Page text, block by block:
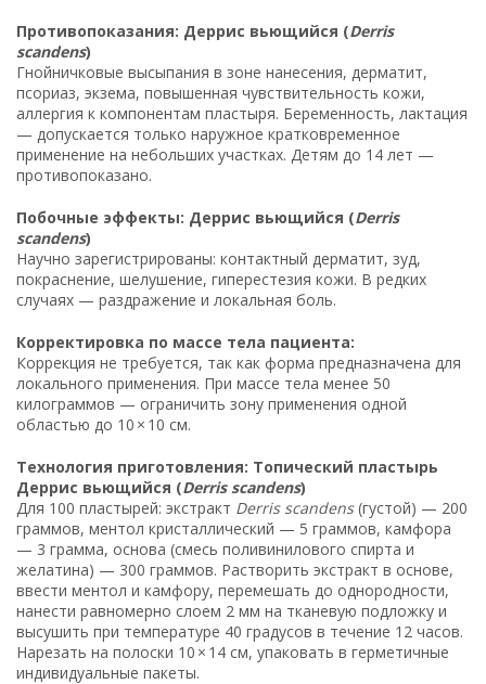
Противопоказания: Деррис вьющийся (Derris
scandens)
Гнойничковые высыпания в зоне нанесения, дерматит,
псориаз, экзема, повышенная чувствительность кожи,
аллергия к компонентам пластыря. Беременность, лактация
— допускается только наружное кратковременное
применение на небольших участках. Детям до 14 лет —
противопоказано.
Побочные эффекты: Деррис вьющийся (Derris
scandens)
Научно зарегистрированы: контактный дерматит, зуд,
покраснение, шелушение, гиперестезия кожи. В редких
случаях — раздражение и локальная боль.
Корректировка по массе тела пациента:
Коррекция не требуется, так как форма предназначена для
локального применения. При массе тела менее 50
килограммов — ограничить зону применения одной
областью до 10 × 10 см.
Технология приготовления: Топический пластырь
Деррис вьющийся (Derris scandens)
Для 100 пластырей: экстракт Derris scandens(густой) — 200
граммов, ментол кристаллический — 5 граммов, камфора
— 3 грамма, основа (смесь поливинилового спирта и
желатина) — 300 граммов. Растворить экстракт в основе,
ввести ментол и камфору, перемешать до однородности,
нанести равномерно слоем 2 мм на тканевую подложку и
высушить при температуре 40 градусов в течение 12 часов.
Нарезать на полоски 10 × 14 см, упаковать в герметичные
индивидуальные пакеты.